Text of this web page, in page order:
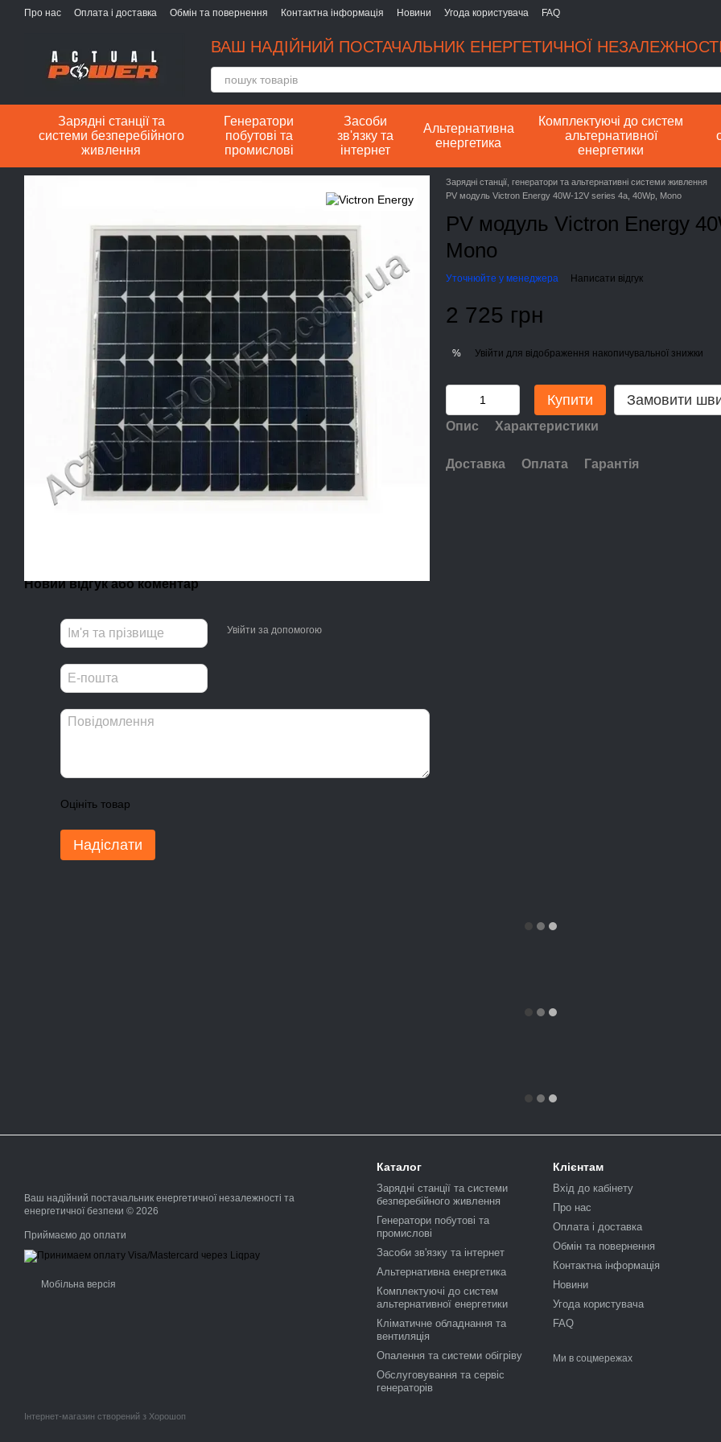
Перейти до основного контенту
Про нас Оплата і доставка Обмін та повернення Контактна інформація Новини Угода користувача FAQ
ВАШ НАДІЙНИЙ ПОСТАЧАЛЬНИК ЕНЕРГЕТИЧНОЇ
Зарядні станції та
системи безперебійного
живлення
Генератори
побутові та
промислові
Засоби
зв'язку та
інтернет
Альтернативна
енергетика
Комплектуючі до систем
альтернативної
енергетики
Новий відгук або коментар
Увійти за допомогою
Оцініть товар
Надіслати
Зарядні станції, генератори та альтернативні системи живлення
PV модуль Victron Energy 40W-12V series 4a, 40Wp, Mono
PV модуль Victron Energy
Mono
Уточнюйте у менеджера Написати відгук
2 725 грн
% Увійти для відображення накопичувальної знижки
Купити Замовити
Опис Характеристики
Доставка Оплата Гарантія
Ваш надійний постачальник енергетичної незалежності та
енергетичної безпеки © 2026
Приймаємо до оплати
Мобільна версія
Інтернет-магазин створений з Хорошоп
Каталог
Зарядні станції та системи
безперебійного живлення
Генератори побутові та
промислові
Засоби зв'язку та інтернет
Альтернативна енергетика
Комплектуючі до систем
альтернативної енергетики
Кліматичне обладнання та
вентиляція
Опалення та системи обігріву
Обслуговування та сервіс
генераторів
Клієнтам
Вхід до кабінету
Про нас
Оплата і доставка
Обмін та повернення
Контактна інформація
Новини
Угода користувача
FAQ
Ми в соцмережах